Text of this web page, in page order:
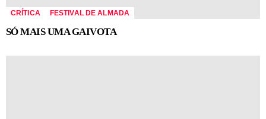
CRÍTICA FESTIVAL DE ALMADA
SÓ MAIS UMA GAIVOTA